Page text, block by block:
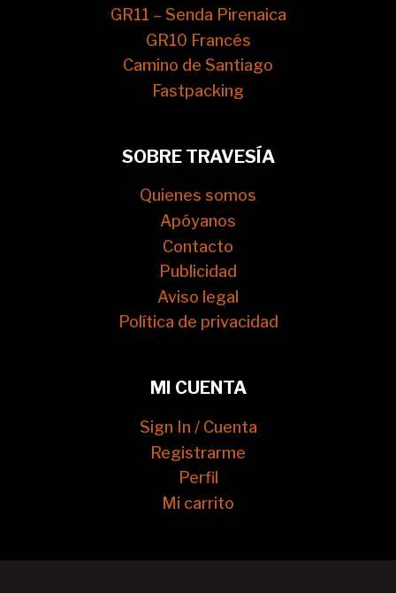
GR11 – Senda Pirenaica
GR10 Francés
Camino de Santiago
Fastpacking
SOBRE TRAVESÍA
Quienes somos
Apóyanos
Contacto
Publicidad
Aviso legal
Política de privacidad
MI CUENTA
Sign In / Cuenta
Registrarme
Perfil
Mi carrito